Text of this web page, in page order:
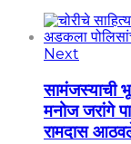
Next
सामंजस्याची
मनोज जरांगे
रामदास